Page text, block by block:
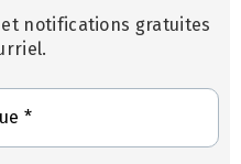
notifications gratuites